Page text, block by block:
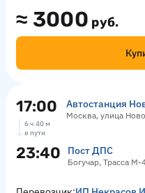
≈ 3000 руб.
17:00 Автостанция
Москва, улица
6 ч 40 м
в пути
23:40 Пост ДПС
Богучар, Трасса